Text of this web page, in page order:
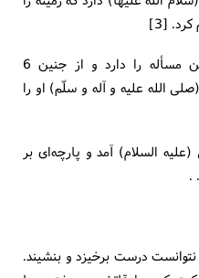
[3]
صاحب تلخیص الشافعی هم همین مسأله را دارد و از جنین 6
الله علیه و آله و سلّم) او را
السلام) آمد و پارچه‌ای بر
.
درست برخیزد و بنشیند.